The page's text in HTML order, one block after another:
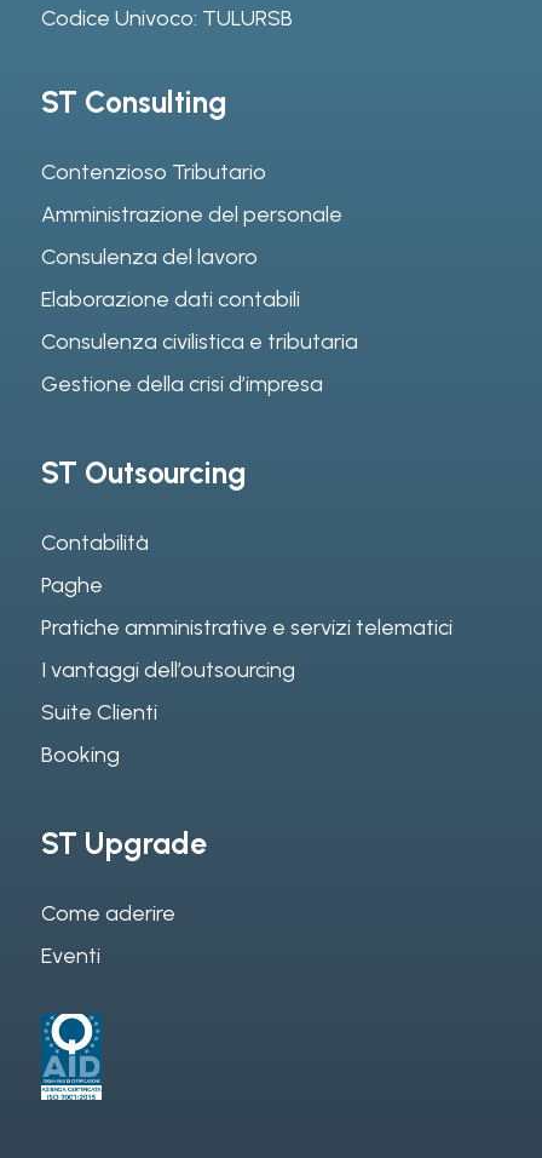
Codice Univoco: TULURSB
ST Consulting
Contenzioso Tributario
Amministrazione del personale
Consulenza del lavoro
Elaborazione dati contabili
Consulenza civilistica e tributaria
Gestione della crisi d’impresa
ST Outsourcing
Contabilità
Paghe
Pratiche amministrative e servizi telematici
I vantaggi dell’outsourcing
Suite Clienti
Booking
ST Upgrade
Come aderire
Eventi